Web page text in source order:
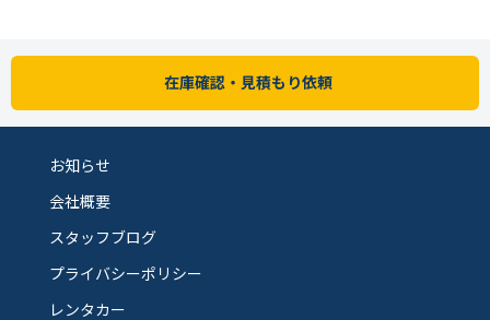
在庫確認・見積もり依頼
お知らせ
会社概要
スタッフブログ
プライバシーポリシー
レンタカー